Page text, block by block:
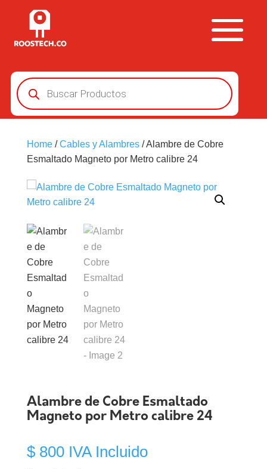
Búsqueda
de
productos
Home/Cables y Alambres/ Alambre de Cobre
Esmaltado Magneto por Metro calibre 24
Alambre de Cobre Esmaltado
Magneto por Metro calibre 24
$800 IVA Incluido